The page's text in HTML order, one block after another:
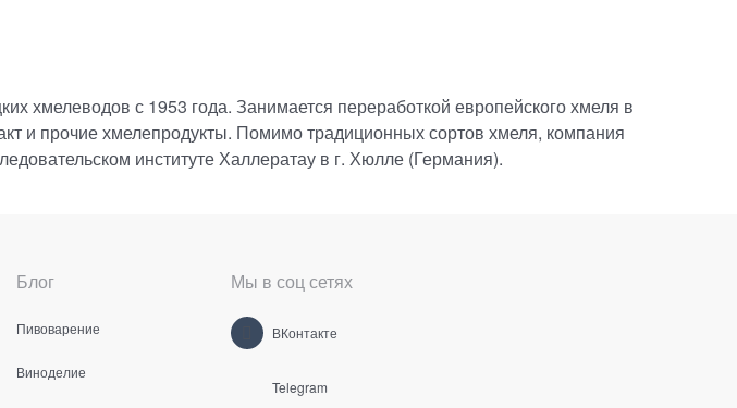
хмелеводов с 1953 года. Занимается переработкой европейского хмеля в
и прочие хмелепродукты. Помимо традиционных сортов хмеля, компания
институте Халлератау в г. Хюлле (Германия).
Блог
Пивоварение
Виноделие
Мы в соц сетях
ВКонтакте
Telegram